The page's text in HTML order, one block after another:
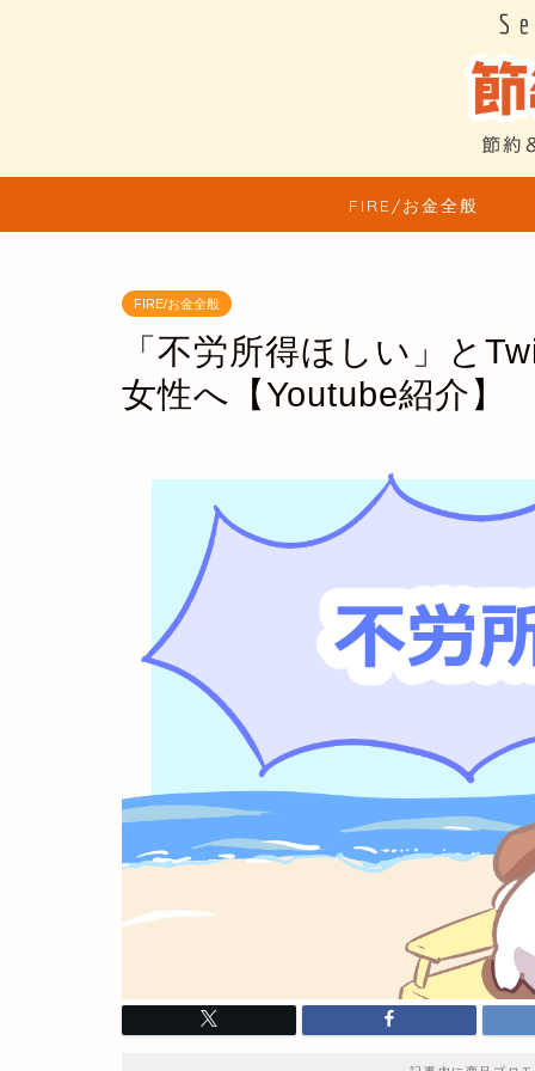
FIRE/お金全般
FIRE/お金全般
「不労所得ほしい」と
女性へ【Youtube紹介】